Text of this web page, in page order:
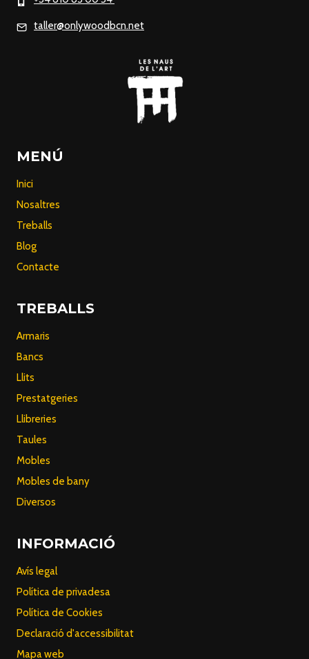
taller@onlywoodbcn.net
MENÚ
Inici
Nosaltres
Treballs
Blog
Contacte
TREBALLS
Armaris
Bancs
Llits
Prestatgeries
Llibreries
Taules
Mobles
Mobles de bany
Diversos
INFORMACIÓ
Avís legal
Política de privadesa
Política de Cookies
Declaració d'accessibilitat
Mapa web